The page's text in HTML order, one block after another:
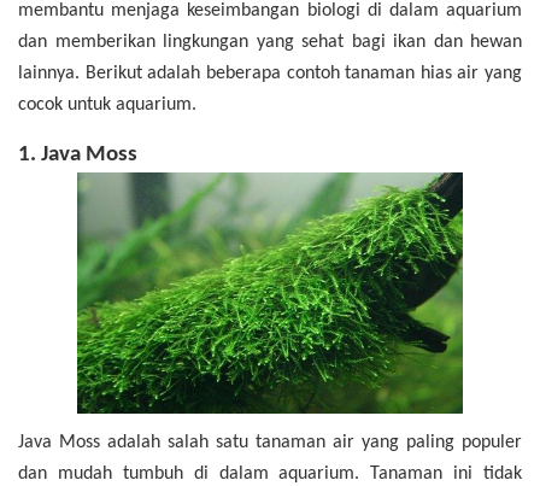
membantu menjaga keseimbangan biologi di dalam aquarium
dan memberikan lingkungan yang sehat bagi ikan dan hewan
lainnya. Berikut adalah beberapa contoh tanaman hias air yang
cocok untuk aquarium.
1. Java Moss
Java Moss adalah salah satu tanaman air yang paling populer
dan mudah tumbuh di dalam aquarium. Tanaman ini tidak